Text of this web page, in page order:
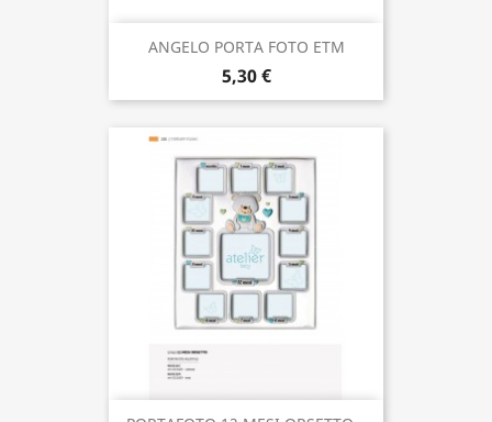
ANGELO PORTA FOTO ETM
5,30 €